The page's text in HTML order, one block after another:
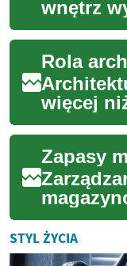
wnętrz
są zar...
więcej
struktur;
które
biznesu.
STYL ŻYCIA